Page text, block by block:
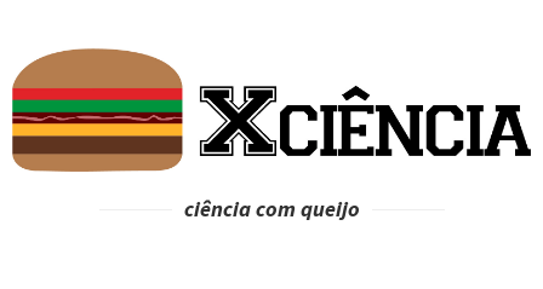
ciência com queijo